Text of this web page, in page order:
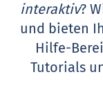
interaktiv?
und bieten
Hilfe-
Tutorials